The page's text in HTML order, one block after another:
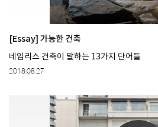
[Essay] 가능한 건축
네임리스 건축이 말하는 13가지 단어들
2018.08.27